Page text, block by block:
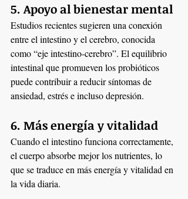
5. Apoyo al bienestar mental
Estudios recientes sugieren una conexión
entre el intestino y el cerebro, conocida
como “eje intestino-cerebro”. El equilibrio
intestinal que promueven los probióticos
puede contribuir a reducir síntomas de
ansiedad, estrés e incluso depresión.
6. Más energía y vitalidad
Cuando el intestino funciona correctamente,
el cuerpo absorbe mejor los nutrientes, lo
que se traduce en más energía y vitalidad en
la vida diaria.